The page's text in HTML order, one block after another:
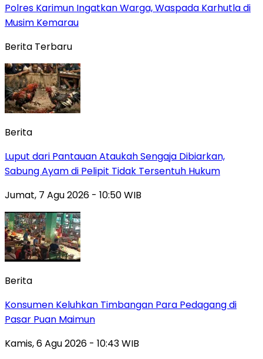
Polres Karimun Ingatkan Warga, Waspada Karhutla di
Musim Kemarau
Berita Terbaru
Berita
Luput dari Pantauan Ataukah Sengaja Dibiarkan,
Sabung Ayam di Pelipit Tidak Tersentuh Hukum
Jumat, 7 Agu 2026 - 10:50 WIB
Berita
Konsumen Keluhkan Timbangan Para Pedagang di
Pasar Puan Maimun
Kamis, 6 Agu 2026 - 10:43 WIB